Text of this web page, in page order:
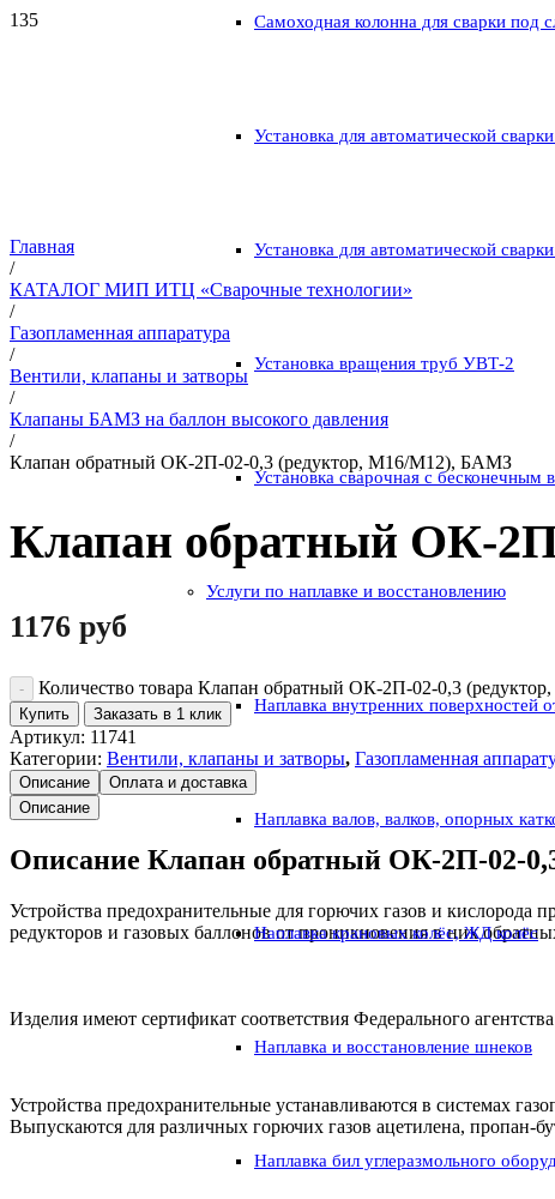
Самоходная колонна для сварки
Установка для автоматической
Установка для автоматической
Установка вращения труб УВТ-2
Установка сварочная с бесконечным
Услуги по наплавке и восстановлению
Наплавка внутренних поверхностей
Наплавка валов, валков, опорных
Наплавка крановых колёс, ЖД колёс
Наплавка и восстановление шнеков
Наплавка бил углеразмольного
Главная
/
КАТАЛОГ МИП ИТЦ «Сварочные технологии»
/
Газопламенная аппаратура
/
Вентили, клапаны и затворы
/
Клапаны БАМЗ на баллон высокого давления
/
Клапан обратный ОК-2П-02-0,3 (редуктор, М16/М12), БАМЗ
Клапан обратный ОК-
1176 руб
Количество товара Клапан обратный ОК-2П-02-0,3
Купить Заказать в 1 клик
Артикул: 11741
Категории: Вентили, клапаны и затворы, Газопламенная
Описание
Оплата и доставка
Описание
Описание Клапан обратный ОК-2П-02-
Устройства предохранительные для горючих газов и кислорода
редукторов и газовых баллонов от проникновения в них
Изделия имеют сертификат соответствия Федерального
Устройства предохранительные устанавливаются в системах
Выпускаются для различных горючих газов ацетилена, пропан-